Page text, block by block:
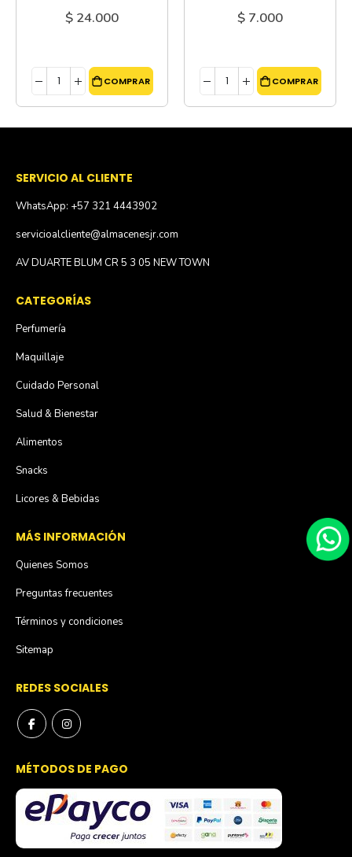
$ 24.000
COMPRAR
$ 7.000
COMPRAR
SERVICIO AL CLIENTE
WhatsApp: +57 321 4443902
servicioalcliente@almacenesjr.com
AV DUARTE BLUM CR 5 3 05 NEW TOWN
CATEGORÍAS
Perfumería
Maquillaje
Cuidado Personal
Salud & Bienestar
Alimentos
Snacks
Licores & Bebidas
MÁS INFORMACIÓN
Quienes Somos
Preguntas frecuentes
Términos y condiciones
Sitemap
REDES SOCIALES
MÉTODOS DE PAGO